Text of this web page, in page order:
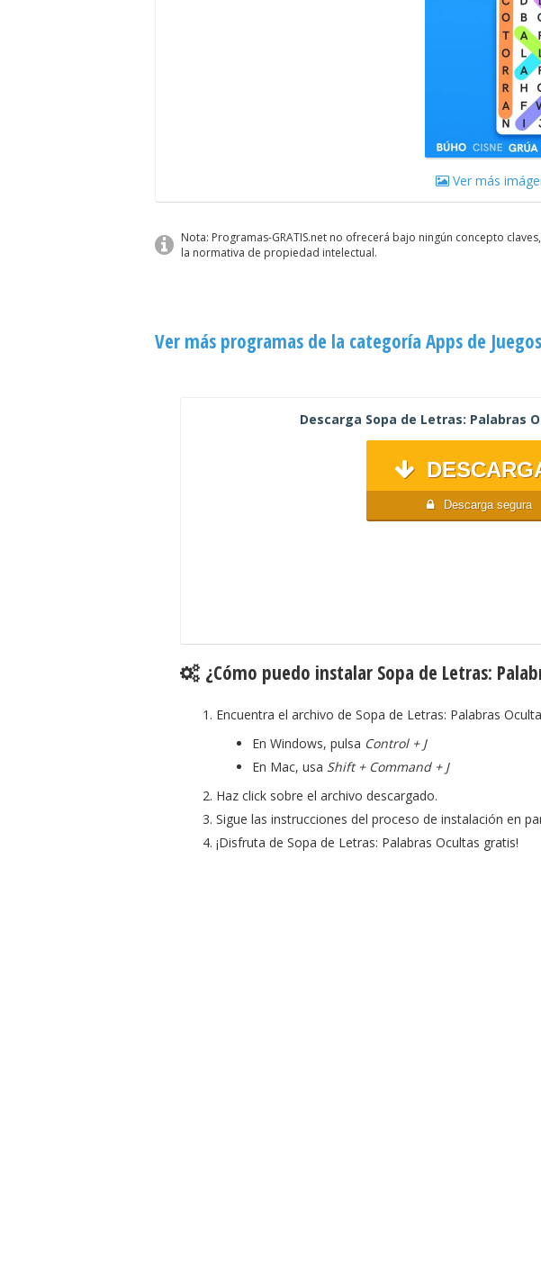
Ver más
Nota: Programas-GRATIS.net no ofrecerá bajo ningún concepto
la normativa de propiedad intelectual.
Ver más programas de la categoría Apps de Juegos
Descarga Sopa de Letras: Palabras
Descarga segura
¿Cómo puedo instalar Sopa de Letras:
Encuentra el archivo de Sopa de Letras: Palabras
En Windows, pulsa Control + J
En Mac, usa Shift + Command + J
Haz click sobre el archivo descargado.
Sigue las instrucciones del proceso de instalación en
¡Disfruta de Sopa de Letras: Palabras Ocultas gratis!